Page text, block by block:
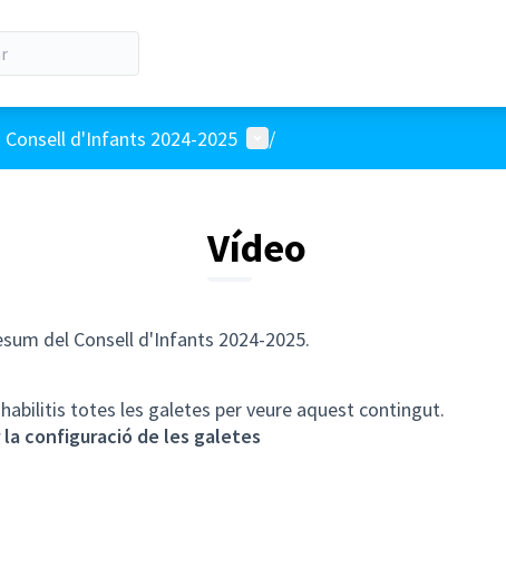
Consell d'Infants 2024-2025 Menú d'usuari
/
Vídeo
del Consell d'Infants 2024-2025.
habilitis totes les galetes per veure aquest contingut.
la configuració de les galetes